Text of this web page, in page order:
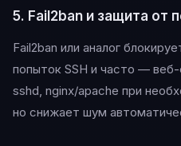
5. Fail2ban и защита от
Fail2ban или аналог
попыток SSH и часто —
sshd, nginx/apache при
но снижает шум